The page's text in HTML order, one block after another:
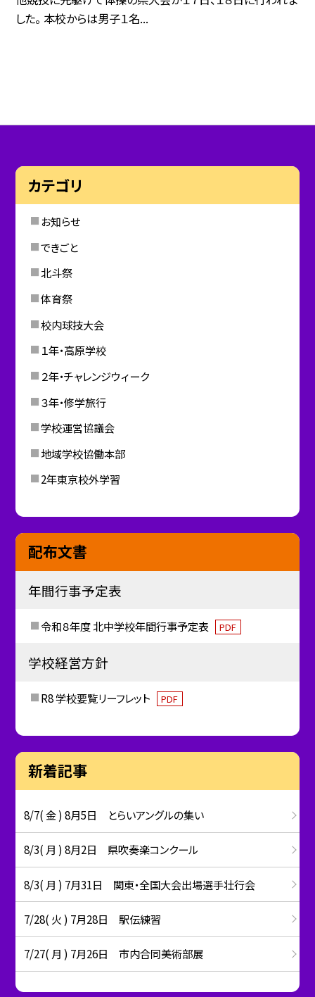
した。 本校からは男子１名...
カテゴリ
お知らせ
できごと
北斗祭
体育祭
校内球技大会
１年・高原学校
２年・チャレンジウィーク
３年・修学旅行
学校運営協議会
地域学校協働本部
2年東京校外学習
配布文書
年間行事予定表
令和８年度 北中学校年間行事予定表 PDF
学校経営方針
R8 学校要覧リーフレット PDF
新着記事
8/7( 金 ) 8月5日 とらいアングルの集い
8/3( 月 ) 8月2日 県吹奏楽コンクール
8/3( 月 ) 7月31日 関東・全国大会出場選手壮行会
7/28( 火 ) 7月28日 駅伝練習
7/27( 月 ) 7月26日 市内合同美術部展